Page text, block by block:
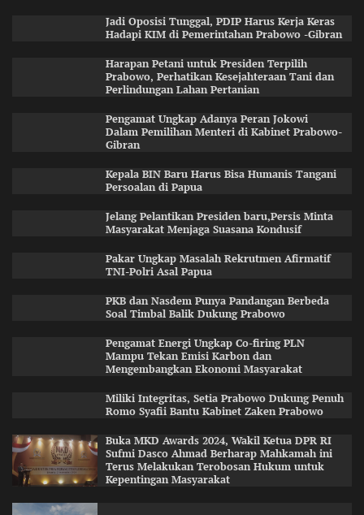
Jadi Oposisi Tunggal, PDIP Harus Kerja Keras
Hadapi KIM di Pemerintahan Prabowo -Gibran
Harapan Petani untuk Presiden Terpilih
Prabowo, Perhatikan Kesejahteraan Tani dan
Perlindungan Lahan Pertanian
Pengamat Ungkap Adanya Peran Jokowi
Dalam Pemilihan Menteri di Kabinet Prabowo-
Gibran
Kepala BIN Baru Harus Bisa Humanis Tangani
Persoalan di Papua
Jelang Pelantikan Presiden baru,Persis Minta
Masyarakat Menjaga Suasana Kondusif
Pakar Ungkap Masalah Rekrutmen Afirmatif
TNI-Polri Asal Papua
PKB dan Nasdem Punya Pandangan Berbeda
Soal Timbal Balik Dukung Prabowo
Pengamat Energi Ungkap Co-firing PLN
Mampu Tekan Emisi Karbon dan
Mengembangkan Ekonomi Masyarakat
Miliki Integritas, Setia Prabowo Dukung Penuh
Romo Syafii Bantu Kabinet Zaken Prabowo
Buka MKD Awards 2024, Wakil Ketua DPR RI
Sufmi Dasco Ahmad Berharap Mahkamah ini
Terus Melakukan Terobosan Hukum untuk
Kepentingan Masyarakat